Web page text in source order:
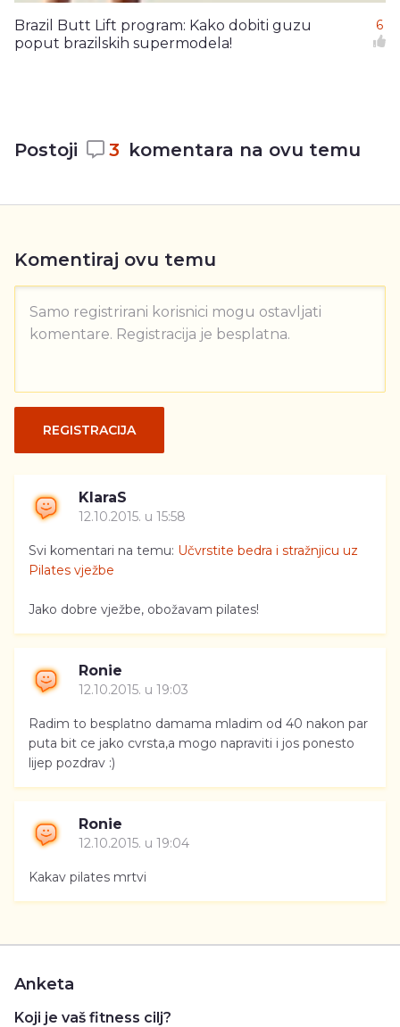
Brazil Butt Lift program: Kako dobiti guzu
poput brazilskih supermodela!
6
Postoji 3 komentara na ovu temu
Komentiraj ovu temu
Samo registrirani korisnici mogu ostavljati
komentare. Registracija je besplatna.
REGISTRACIJA
KlaraS
12.10.2015. u 15:58
Svi komentari na temu: Učvrstite bedra i stražnjicu uz
Pilates vježbe
Jako dobre vježbe, obožavam pilates!
Ronie
12.10.2015. u 19:03
Radim to besplatno damama mladim od 40 nakon par
puta bit ce jako cvrsta,a mogo napraviti i jos ponesto
lijep pozdrav :)
Ronie
12.10.2015. u 19:04
Kakav pilates mrtvi
Anketa
Koji je vaš fitness cilj?